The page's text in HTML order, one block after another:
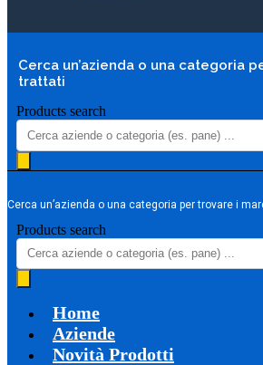
Cerca un’azienda o una categoria
trattati
Products search
Cerca un’azienda o una categoria per trovare i
Products search
Home
Aziende
Novità Prodotti